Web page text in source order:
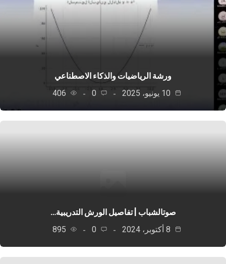
ورشة الرياضيات والذكاء الاصطناعي
0
406
صوتالشباب | تفاصيل الورش التدريبية…
0
895